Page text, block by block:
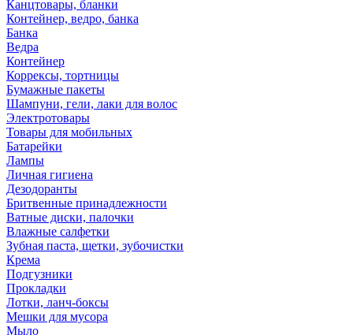
Канцтовары, бланки
Контейнер, ведро, банка
Банка
Ведра
Контейнер
Коррексы, тортницы
Бумажные пакеты
Шампуни, гели, лаки для волос
Электротовары
Товары для мобильных
Батарейки
Лампы
Личная гигиена
Дезодоранты
Бритвенные принадлежности
Ватные диски, палочки
Влажные салфетки
Зубная паста, щетки, зубочистки
Крема
Подгузники
Прокладки
Лотки, ланч-боксы
Мешки для мусора
Мыло